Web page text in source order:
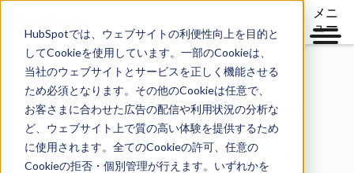
HubSpotでは、ウェブサイトの利便性向上を目的と
してCookieを使用しています。一部のCookieは、
当社のウェブサイトとサービスを正しく機能させる
ため必須となります。その他のCookieは任意で、
お客さまに合わせた広告の配信や利用状況の分析な
ど、ウェブサイト上で質の高い体験を提供するため
に使用されます。全てのCookieの許可、任意の
Cookieの拒否・個別管理が行えます。いずれかを
メニ
ュー
リーガルセンター
HUBSPOT COOKIEポリシー